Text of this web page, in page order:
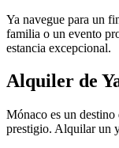
Ya navegue para un
familia o un evento
estancia excepcional.
Alquiler de
Mónaco es un destino
prestigio. Alquilar un